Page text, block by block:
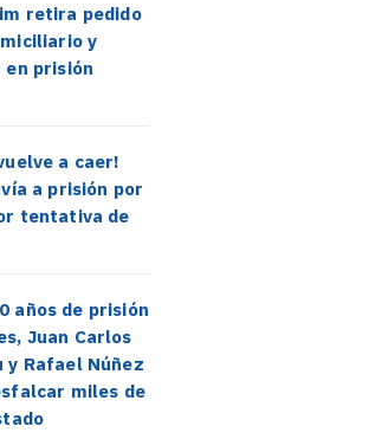
retira pedido
y
en prisión
a caer!
a prisión por
tentativa de
años de prisión
Juan Carlos
y Rafael Núñez
miles de